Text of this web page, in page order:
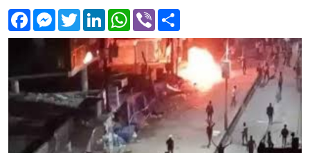
Facebook
Messenger
TwitterLinkedInWhatsApp
Viber